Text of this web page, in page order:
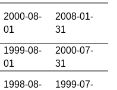
2000-08-
01
2008-01-
31
1999-08-
01
2000-07-
31
1998-08-
1999-07-